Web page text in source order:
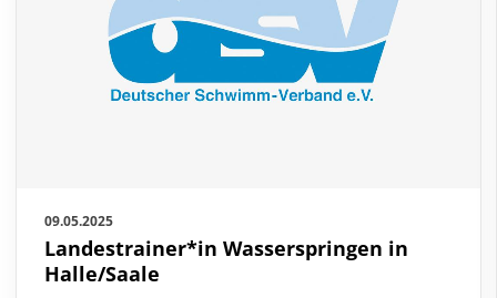
09.05.2025
Landestrainer*in Wasserspringen in
Halle/Saale